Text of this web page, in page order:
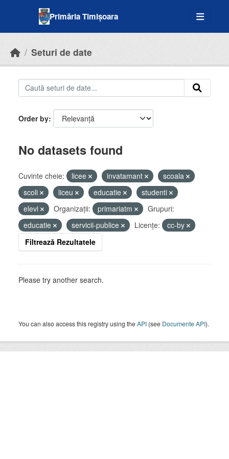
Primăria Timișoara
Seturi de date
Order by
No datasets found
Cuvinte cheie: licee invatamant
scoala
scoli
liceu educatie
studenti
elevi
Organizații: primariatm
Grupuri:
educatie
servicii-publice Licenţe:
cc-by
Filtrează Rezultatele
Please try another search.
You can also access this registry using theAPI (see Documente API).